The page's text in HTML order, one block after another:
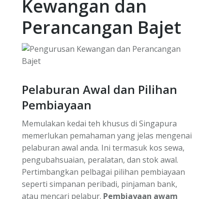
Kewangan dan
Perancangan Bajet
Pelaburan Awal dan Pilihan
Pembiayaan
Memulakan kedai teh khusus di Singapura
memerlukan pemahaman yang jelas mengenai
pelaburan awal anda. Ini termasuk kos sewa,
pengubahsuaian, peralatan, dan stok awal.
Pertimbangkan pelbagai pilihan pembiayaan
seperti simpanan peribadi, pinjaman bank,
atau mencari pelabur. Pembiayaan awam